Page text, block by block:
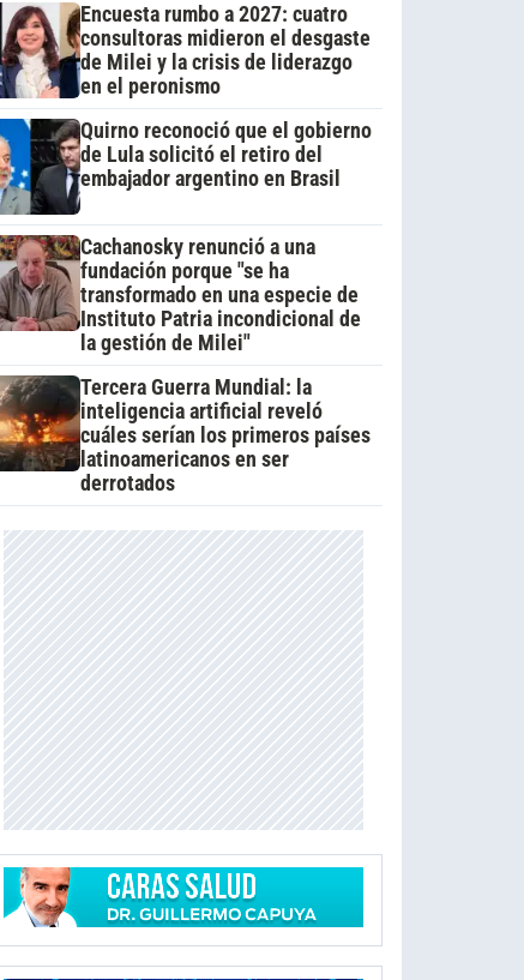
Encuesta rumbo a 2027: cuatro
consultoras midieron el desgaste
de Milei y la crisis de liderazgo
en el peronismo
Quirno reconoció que el gobierno
de Lula solicitó el retiro del
embajador argentino en Brasil
Cachanosky renunció a una
fundación porque "se ha
transformado en una especie de
Instituto Patria incondicional de
la gestión de Milei"
Tercera Guerra Mundial: la
inteligencia artificial reveló
cuáles serían los primeros países
latinoamericanos en ser
derrotados